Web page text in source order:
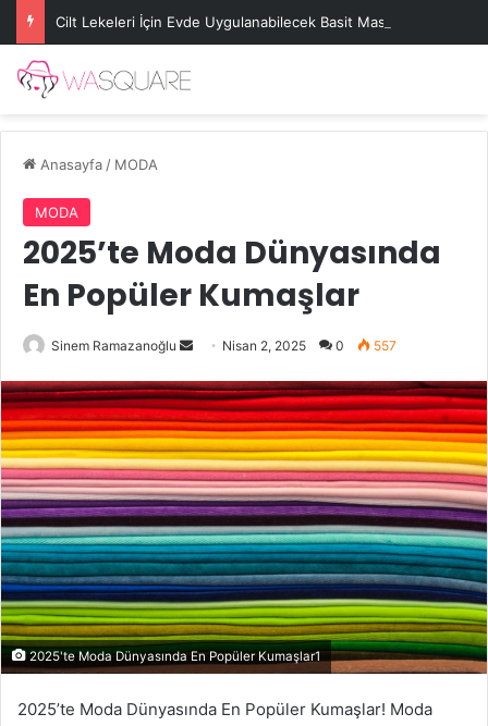
Cilt Lekeleri İçin Evde Uygulanabilecek Basit Maskeler
Anasayfa/ MODA
MODA
2025’te Moda Dünyasında
En Popüler Kumaşlar
Sinem Ramazanoğlu
Bir
posta
göndermek
Nisan 2, 2025 0 557
2025'te Moda Dünyasında En Popüler Kumaşlar1
2025’te Moda Dünyasında En Popüler Kumaşlar! Moda